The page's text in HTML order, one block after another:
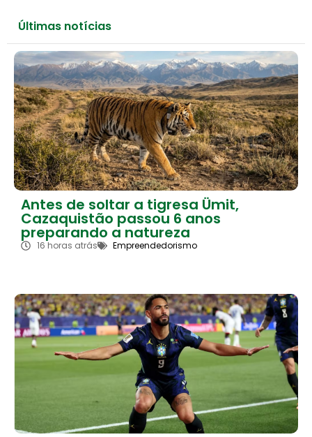
Últimas notícias
Antes de soltar a tigresa Ümit,
Cazaquistão passou 6 anos
preparando a natureza
16 horas atrás Empreendedorismo